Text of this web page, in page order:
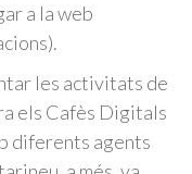
a la web
les activitats de
els Cafès Digitals
diferents agents